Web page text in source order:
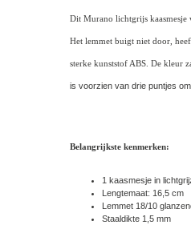
Dit Murano lichtgrijs
Het lemmet buigt niet door,
sterke kunststof ABS. De kleur
is voorzien van drie puntjes
Belangrijkste kenmerken:
1 kaasmesje in
Lengtemaat: 16,5 cm
Lemmet 18/10
Staaldikte 1,5 mm